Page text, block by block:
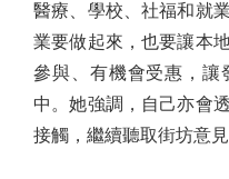
醫療、學校、社福和就
業要做起來，也要讓本
參與、有機會受惠，讓
中。她強調，自己亦會
接觸，繼續聽取街坊意